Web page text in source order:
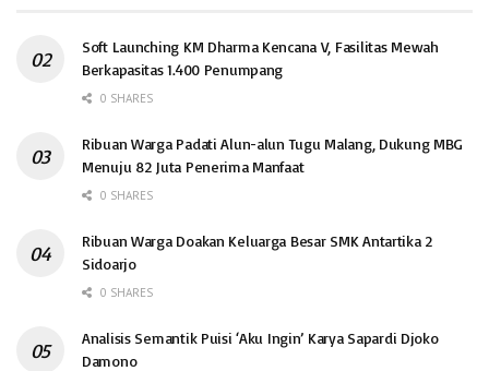
Soft Launching KM Dharma Kencana V, Fasilitas Mewah
Berkapasitas 1.400 Penumpang
0 SHARES
Ribuan Warga Padati Alun-alun Tugu Malang, Dukung MBG
Menuju 82 Juta Penerima Manfaat
0 SHARES
Ribuan Warga Doakan Keluarga Besar SMK Antartika 2
Sidoarjo
0 SHARES
Analisis Semantik Puisi ‘Aku Ingin’ Karya Sapardi Djoko
Damono